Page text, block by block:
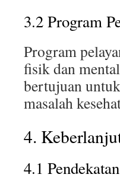
3.2 Program
Program
fisik dan
bertujuan
masalah
4.
4.1